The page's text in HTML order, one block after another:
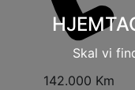
Skal vi
142.000 Km